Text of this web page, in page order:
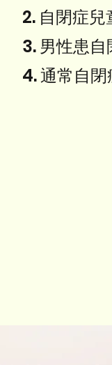
2. 自閉症兒
3. 男性患
4. 通常自閉